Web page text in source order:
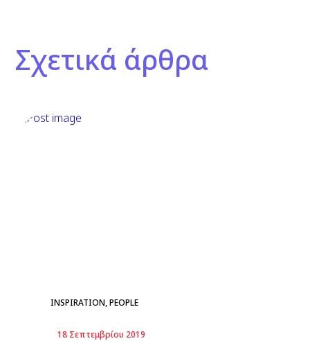
Σχετικά άρθρα
INSPIRATION,PEOPLE
18 Σεπτεμβρίου 2019